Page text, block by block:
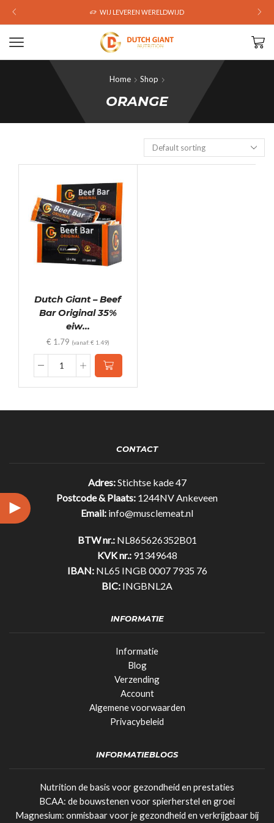
WIJ LEVEREN WERELDWIJD
Home Shop
ORANGE
Dutch Giant – Beef
Bar Original 35%
eiw...
€ 1.79 (vanaf:€ 1.49)
Dutch
CONTACT
Adres:Stichtse kade 47
Postcode & Plaats: 1244NV Ankeveen
Email: info@musclemeat.nl
BTW nr.:NL865626352B01
KVK nr.:91349648
IBAN:NL65 INGB 0007 7935 76
BIC: INGBNL2A
INFORMATIE
Informatie
Blog
Verzending
Account
Algemene voorwaarden
Privacybeleid
INFORMATIEBLOGS
Nutrition de basis voor gezondheid en prestaties
BCAA: de bouwstenen voor spierherstel en groei
Magnesium: onmisbaar voor je gezondheid en verkrijgbaar bij